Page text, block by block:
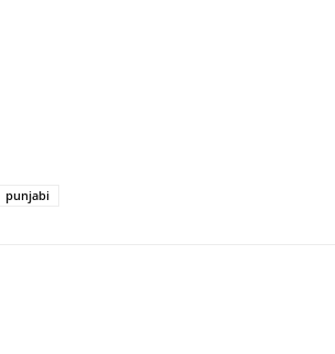
punjabi